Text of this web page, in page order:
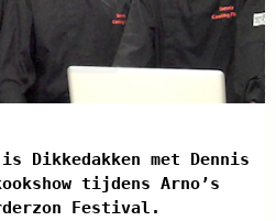
Dikkedakken met Dennis
tijdens Arno’s
Festival.